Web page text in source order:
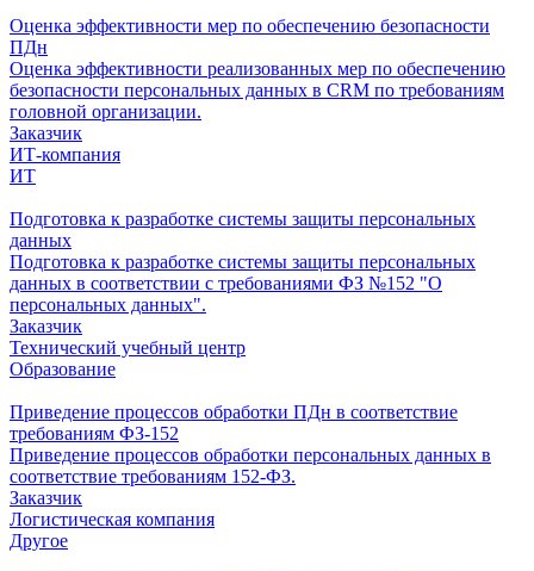
Оценка эффективности мер по обеспечению безопасности
ПДн
Оценка эффективности реализованных мер по обеспечению
безопасности персональных данных в CRM по требованиям
головной организации.
Заказчик
ИТ-компания
ИТ
Подготовка к разработке системы защиты персональных
данных
Подготовка к разработке системы защиты персональных
данных в соответствии с требованиями ФЗ №152 "О
персональных данных".
Заказчик
Технический учебный центр
Образование
Приведение процессов обработки ПДн в соответствие
требованиям ФЗ-152
Приведение процессов обработки персональных данных в
соответствие требованиям 152-ФЗ.
Заказчик
Логистическая компания
Другое